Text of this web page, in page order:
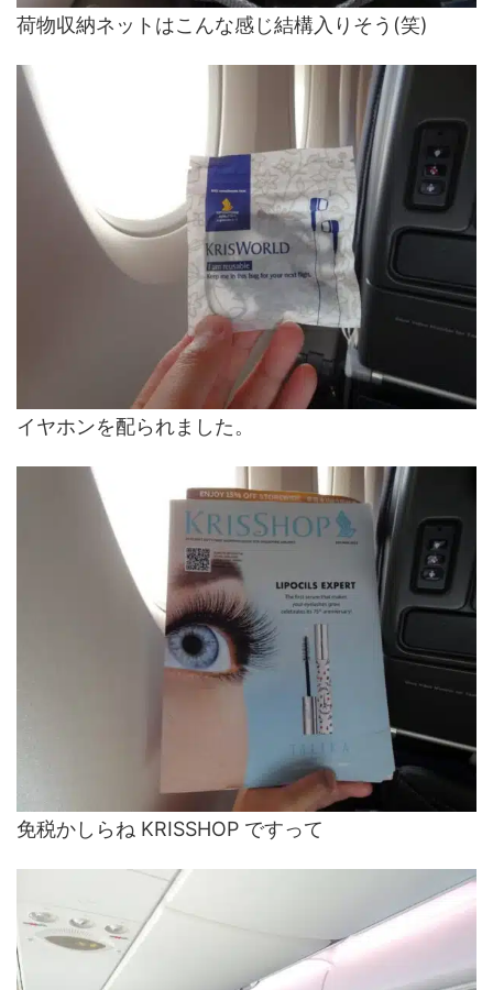
荷物収納ネットはこんな感じ結構入りそう(笑)
イヤホンを配られました。
免税かしらね KRISSHOP ですって